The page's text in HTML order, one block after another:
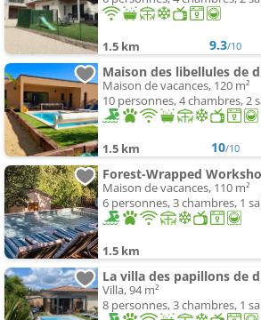
1.5 km 9.3/10
Maison des libellules de
Maison de vacances, 120 m²
10 personnes, 4 chambres, 2
1.5 km 10/10
Maison de vacances, 110 m²
6 personnes, 3 chambres, 1
1.5 km
La villa des papillons de
Villa, 94 m²
8 personnes, 3 chambres, 1